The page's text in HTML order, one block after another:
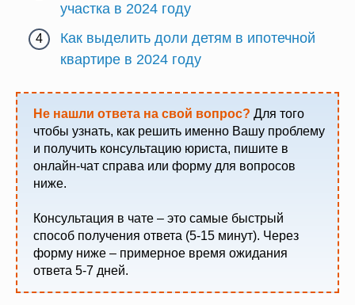
участка в 2024 году
Как выделить доли детям в ипотечной
квартире в 2024 году
Не нашли ответа на свой вопрос? Для того
чтобы узнать, как решить именно Вашу проблему
и получить консультацию юриста, пишите в
онлайн-чат справа или форму для вопросов
ниже.
Консультация в чате – это самые быстрый
способ получения ответа (5-15 минут). Через
форму ниже – примерное время ожидания
ответа 5-7 дней.